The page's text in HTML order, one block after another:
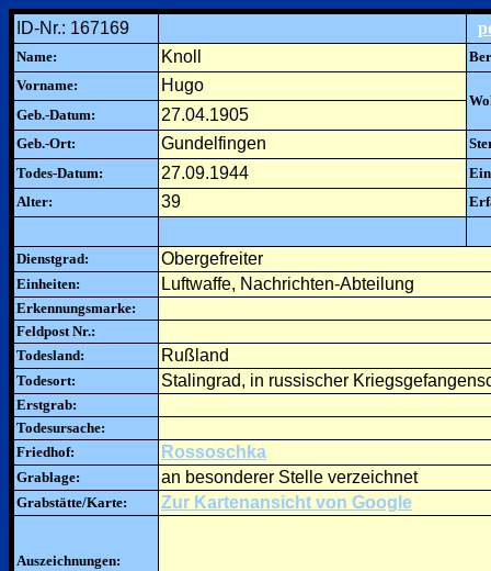
ID-Nr.: 167169
Name: Knoll
Vorname:
Hugo
Geb.-Datum:
27.04.1905
Geb.-Ort: Gundelfingen
Todes-Datum:
27.09.1944
Alter:
39
Dienstgrad: Obergefreiter
Einheiten: Luftwaffe, Nachrichten-Abteilung
Erkennungsmarke:
Feldpost Nr.:
Todesland:
Rußland
Todesort: Stalingrad, in russischer
Erstgrab:
Todesursache:
Friedhof:
Rossoschka
Grablage: an besonderer Stelle verzeichnet
Grabstätte/Karte: Zur Kartenansicht von Google
Auszeichnungen: